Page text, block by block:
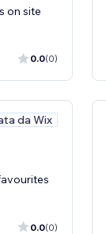
on site
0.0(0)
da Wix
0.0(0)